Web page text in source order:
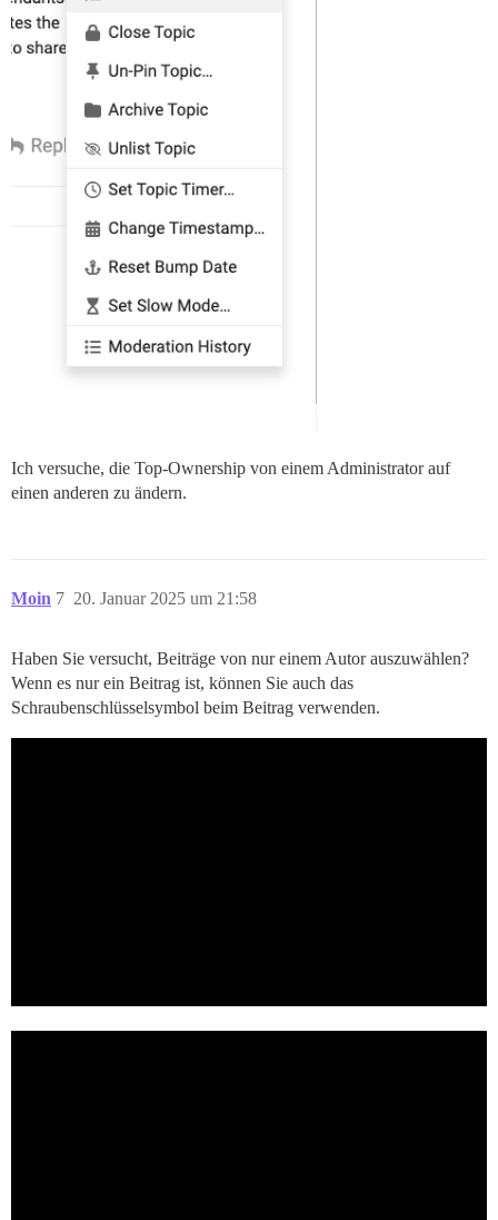
Ich versuche, die Top-Ownership von einem Administrator auf
einen anderen zu ändern.
Moin 20. Januar 2025 um 21:58
7
Haben Sie versucht, Beiträge von nur einem Autor auszuwählen?
Wenn es nur ein Beitrag ist, können Sie auch das
Schraubenschlüsselsymbol beim Beitrag verwenden.